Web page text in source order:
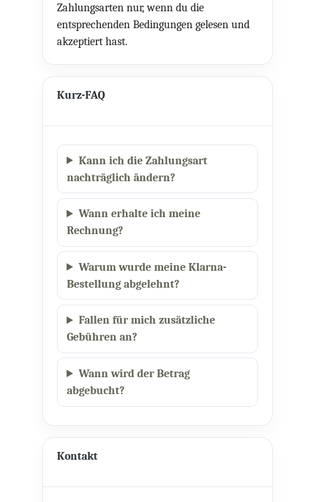
Zahlungsarten nur, wenn du die
entsprechenden Bedingungen gelesen und
akzeptiert hast.
Kurz-FAQ
Kann ich die Zahlungsart
nachträglich ändern?
Wann erhalte ich meine
Rechnung?
Warum wurde meine Klarna-
Bestellung abgelehnt?
Fallen für mich zusätzliche
Gebühren an?
Wann wird der Betrag
abgebucht?
Kontakt